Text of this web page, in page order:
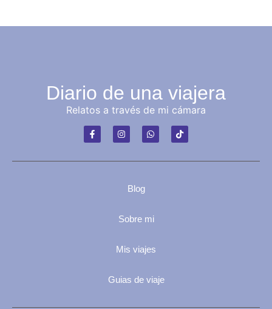
Diario de una viajera
Relatos a través de mi cámara
Blog
Sobre mi
Mis viajes
Guias de viaje